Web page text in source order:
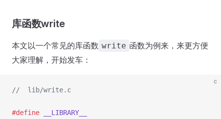
库函数write
本文以一个常见的库函数 write 函数为例来，来更方便
大家理解，开始发车：
c
//  lib/write.c
#define __LIBRARY__